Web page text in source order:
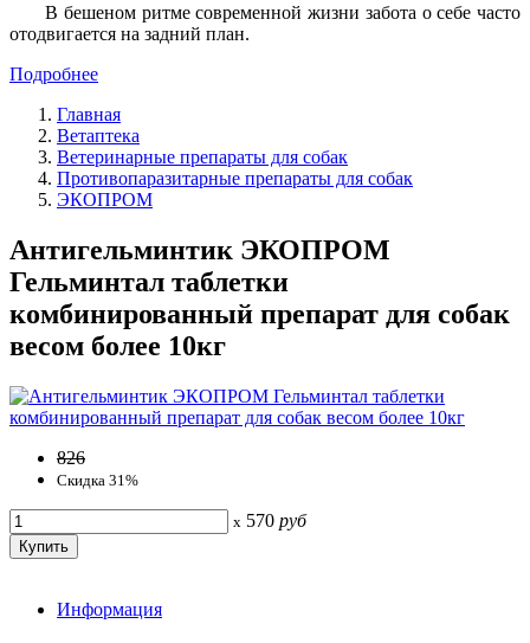
В бешеном ритме современной жизни забота о себе часто
отодвигается на задний план.
Подробнее
Главная
Ветаптека
Ветеринарные препараты для собак
Противопаразитарные препараты для собак
ЭКОПРОМ
Антигельминтик ЭКОПРОМ
Гельминтал таблетки
комбинированный препарат для собак
весом более 10кг
826
Скидка 31%
x 570 руб
Информация